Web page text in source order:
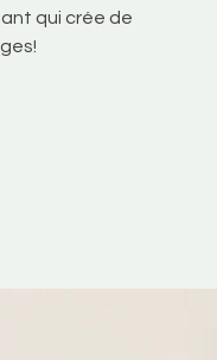
qui crée de